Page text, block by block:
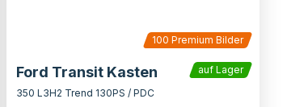
100 Premium Bilder
Ford Transit Kasten
auf Lager
350 L3H2 Trend 130PS / PDC